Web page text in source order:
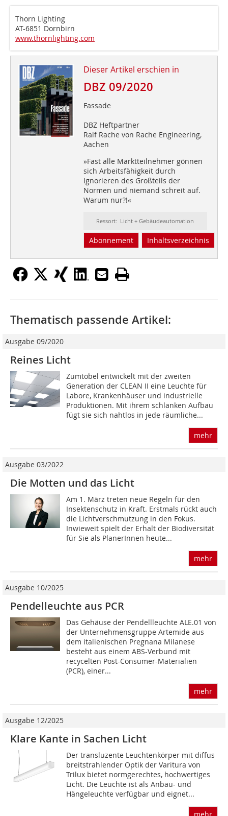
Thorn Lighting
AT-6851 Dornbirn
www.thornlighting.com
Dieser Artikel erschien in
DBZ 09/2020
Fassade
DBZ Heftpartner
Ralf Rache von Rache Engineering,
Aachen
»Fast alle Marktteilnehmer gönnen
sich Arbeitsfähigkeit durch
Ignorieren des Großteils der
Normen und niemand schreit auf.
Warum nur?!«
Ressort: Licht + Gebäudeautomation
Abonnement Inhaltsverzeichnis
Thematisch passende Artikel:
Ausgabe 09/2020
Reines Licht
Zumtobel entwickelt mit der zweiten
Generation der CLEAN II eine Leuchte für
Labore, Krankenhäuser und industrielle
Produktionen. Mit ihrem schlanken Aufbau
fügt sie sich nahtlos in jede räumliche...
mehr
Ausgabe 03/2022
Die Motten und das Licht
Am 1. März treten neue Regeln für den
Insektenschutz in Kraft. Erstmals rückt auch
die Lichtverschmutzung in den Fokus.
Inwieweit spielt der Erhalt der Biodiversität
für Sie als PlanerInnen heute...
mehr
Ausgabe 10/2025
Pendelleuchte aus PCR
Das Gehäuse der Pendellleuchte ALE.01 von
der Unternehmensgruppe Artemide aus
dem italienischen Pregnana Milanese
besteht aus einem ABS-Verbund mit
recycelten Post-Consumer-Materialien
(PCR), einer...
mehr
Ausgabe 12/2025
Klare Kante in Sachen Licht
Der transluzente Leuchtenkörper mit diffus
breitstrahlender Optik der Varitura von
Trilux bietet normgerechtes, hochwertiges
Licht. Die Leuchte ist als Anbau- und
Hängeleuchte verfügbar und eignet...